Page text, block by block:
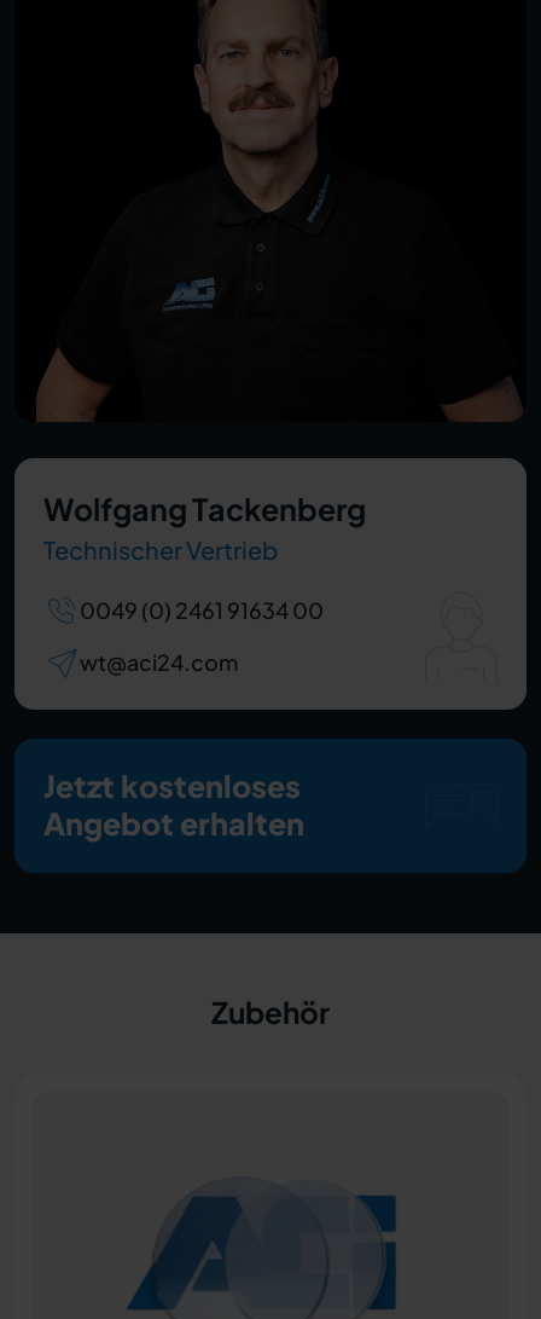
Wolfgang Tackenberg
Technischer Vertrieb
0049 (0) 2461 91634 00
wt@aci24.com
Jetzt kostenloses
Angebot erhalten
Zubehör